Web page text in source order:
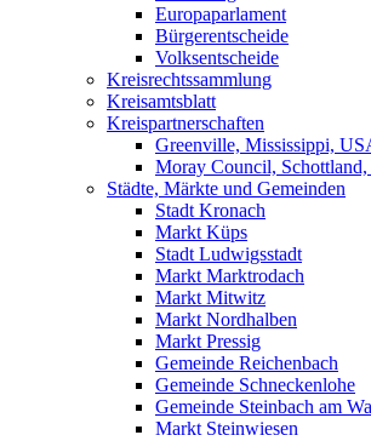
Europaparlament
Bürgerentscheide
Volksentscheide
Kreisrechtssammlung
Kreisamtsblatt
Kreispartnerschaften
Greenville, Mississippi,
Moray Council,
Städte, Märkte und Gemeinden
Stadt Kronach
Markt Küps
Stadt Ludwigsstadt
Markt Marktrodach
Markt Mitwitz
Markt Nordhalben
Markt Pressig
Gemeinde Reichenbach
Gemeinde Schneckenlohe
Gemeinde Steinbach am
Markt Steinwiesen